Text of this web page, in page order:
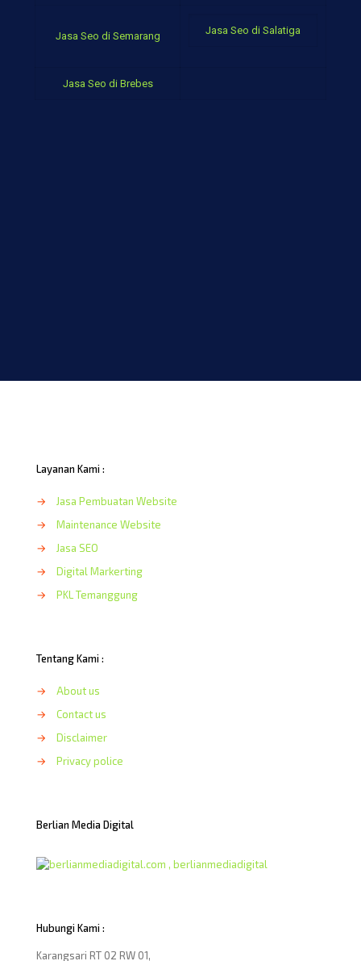
Jasa Seo di Semarang Jasa Seo di Salatiga
Jasa Seo di Brebes
Layanan Kami :
→
Jasa Pembuatan Website
→
Maintenance Website
→
Jasa SEO
→
Digital Markerting
→
PKL Temanggung
Tentang Kami :
→
About us
→
Contact us
→
Disclaimer
→
Privacy police
Berlian Media Digital
Hubungi Kami :
Karangsari RT 02 RW 01,